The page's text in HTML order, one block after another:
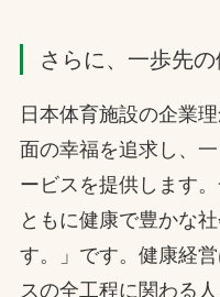
さらに、一歩先
日本体育施設の企業
面の幸福を追求し、
ービスを提供します
ともに健康で豊かな
す。」です。健康経
スの全工程に関わる